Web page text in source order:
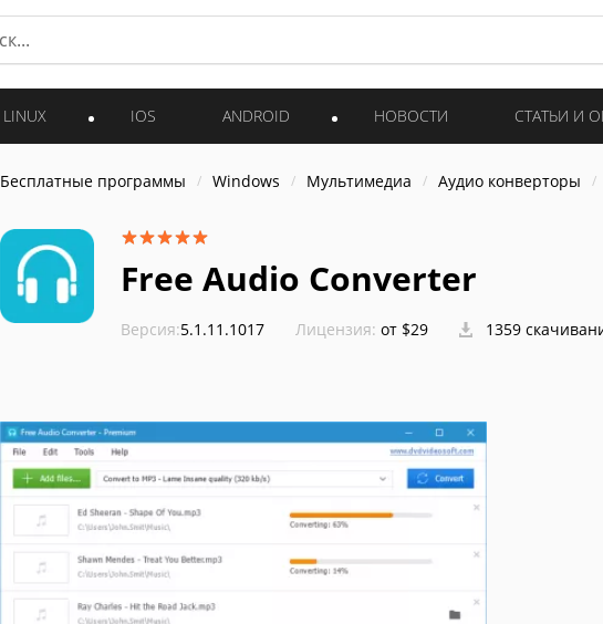
LINUX IOS ANDROID НОВОСТИ СТАТЬИ И
Бесплатные программы Windows Мультимедиа Аудио конверторы
Free Audio Converter
Версия:5.1.11.1017 Лицензия: от $29 1359